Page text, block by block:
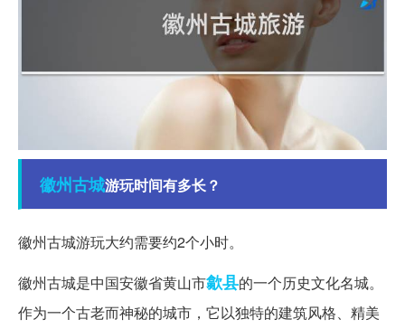
徽州古城游玩时间有多长？
徽州古城游玩大约需要约2个小时。
徽州古城是中国安徽省黄山市歙县的一个历史文化名城。
作为一个古老而神秘的城市，它以独特的建筑风格、精美